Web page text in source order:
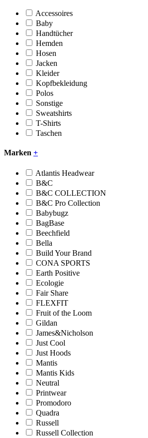
Accessoires
Baby
Handtücher
Hemden
Hosen
Jacken
Kleider
Kopfbekleidung
Polos
Sonstige
Sweatshirts
T-Shirts
Taschen
Marken +
Atlantis Headwear
B&C
B&C COLLECTION
B&C Pro Collection
Babybugz
BagBase
Beechfield
Bella
Build Your Brand
CONA SPORTS
Earth Positive
Ecologie
Fair Share
FLEXFIT
Fruit of the Loom
Gildan
James&Nicholson
Just Cool
Just Hoods
Mantis
Mantis Kids
Neutral
Printwear
Promodoro
Quadra
Russell
Russell Collection